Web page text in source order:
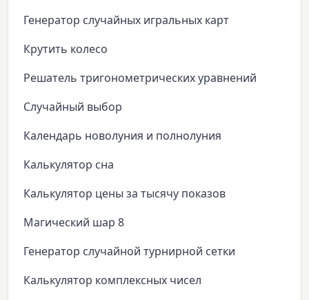
Генератор случайных игральных карт
Крутить колесо
Решатель тригонометрических уравнений
Случайный выбор
Календарь новолуния и полнолуния
Калькулятор сна
Калькулятор цены за тысячу показов
Магический шар 8
Генератор случайной турнирной сетки
Калькулятор комплексных чисел